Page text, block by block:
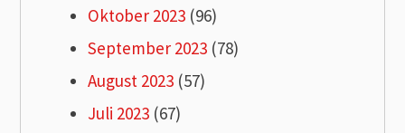
Oktober 2023 (96)
September 2023 (78)
August 2023 (57)
Juli 2023 (67)